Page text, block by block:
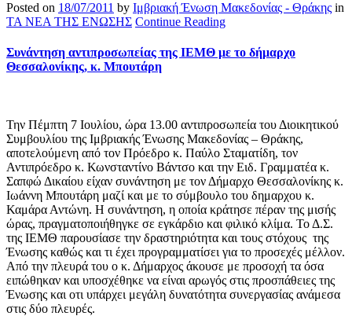
Posted on 18/07/2011 by Ιμβριακή Ένωση Μακεδονίας - Θράκης in
ΤΑ ΝΕΑ ΤΗΣ ΕΝΩΣΗΣ Continue Reading
Συνάντηση αντιπροσωπείας της ΙΕΜΘ με το δήμαρχο
Θεσσαλονίκης, κ. Μπουτάρη
Την Πέμπτη 7 Ιουλίου, ώρα 13.00 αντιπροσωπεία του Διοικητικού
Συμβουλίου της Ιμβριακής Ένωσης Μακεδονίας – Θράκης,
αποτελούμενη από τον Πρόεδρο κ. Παύλο Σταματίδη, τον
Αντιπρόεδρο κ. Κωνσταντίνο Βάντσο και την Ειδ. Γραμματέα κ.
Σαπφώ Δικαίου είχαν συνάντηση με τον Δήμαρχο Θεσσαλονίκης κ.
Ιωάννη Μπουτάρη μαζί και με το σύμβουλο του δημαρχου κ.
Καμάρα Αντώνη. Η συνάντηση, η οποία κράτησε πέραν της μισής
ώρας, πραγματοποιήθηγκε σε εγκάρδιο και φιλικό κλίμα. Το Δ.Σ.
της ΙΕΜΘ παρουσίασε την δραστηριότητα και τους στόχους της
Ένωσης καθώς και τι έχει προγραμματίσει για το προσεχές μέλλον.
Από την πλευρά του ο κ. Δήμαρχος άκουσε με προσοχή τα όσα
ειπώθηκαν και υποσχέθηκε να είναι αρωγός στις προσπάθειες της
Ένωσης και οτι υπάρχει μεγάλη δυνατότητα συνεργασίας ανάμεσα
στις δύο πλευρές.